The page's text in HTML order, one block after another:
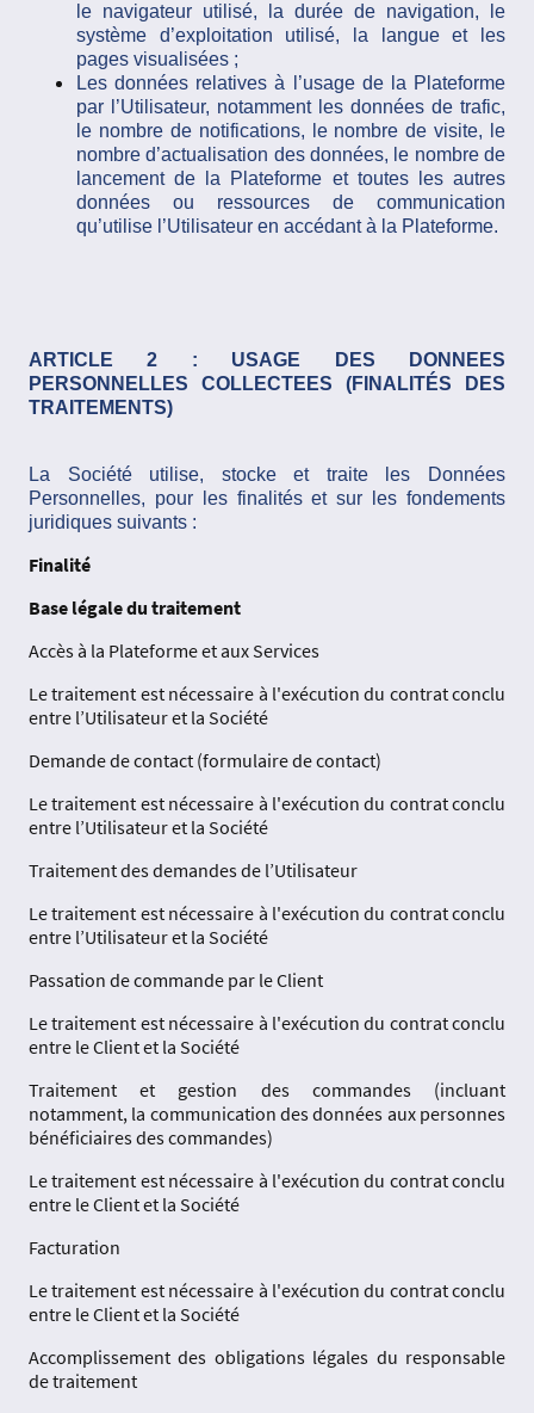
le navigateur utilisé, la durée de navigation, le
système d’exploitation utilisé, la langue et les
pages visualisées ;
Les données relatives à l’usage de la Plateforme
par l’Utilisateur, notamment les données de trafic,
le nombre de notifications, le nombre de visite, le
nombre d’actualisation des données, le nombre de
lancement de la Plateforme et toutes les autres
données ou ressources de communication
qu’utilise l’Utilisateur en accédant à la Plateforme.
ARTICLE 2 : USAGE DES DONNEES
PERSONNELLES COLLECTEES (FINALITÉS DES
TRAITEMENTS)
La Société utilise, stocke et traite les Données
Personnelles, pour les finalités et sur les fondements
juridiques suivants :
Finalité
Base légale du traitement
Accès à la Plateforme et aux Services
Le traitement est nécessaire à l'exécution du contrat conclu
entre l’Utilisateur et la Société
Demande de contact (formulaire de contact)
Le traitement est nécessaire à l'exécution du contrat conclu
entre l’Utilisateur et la Société
Traitement des demandes de l’Utilisateur
Le traitement est nécessaire à l'exécution du contrat conclu
entre l’Utilisateur et la Société
Passation de commande par le Client
Le traitement est nécessaire à l'exécution du contrat conclu
entre le Client et la Société
Traitement et gestion des commandes (incluant
notamment, la communication des données aux personnes
bénéficiaires des commandes)
Le traitement est nécessaire à l'exécution du contrat conclu
entre le Client et la Société
Facturation
Le traitement est nécessaire à l'exécution du contrat conclu
entre le Client et la Société
Accomplissement des obligations légales du responsable
de traitement